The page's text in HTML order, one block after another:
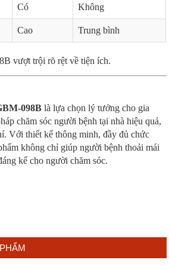
Có Không
Cao Trung bình
vượt trội rõ rệt về tiện ích.
098B là lựa chọn lý tưởng cho gia
chăm sóc người bệnh tại nhà hiệu quả,
Với thiết kế thông minh, đầy đủ chức
không chỉ giúp người bệnh thoải mái
kể cho người chăm sóc.